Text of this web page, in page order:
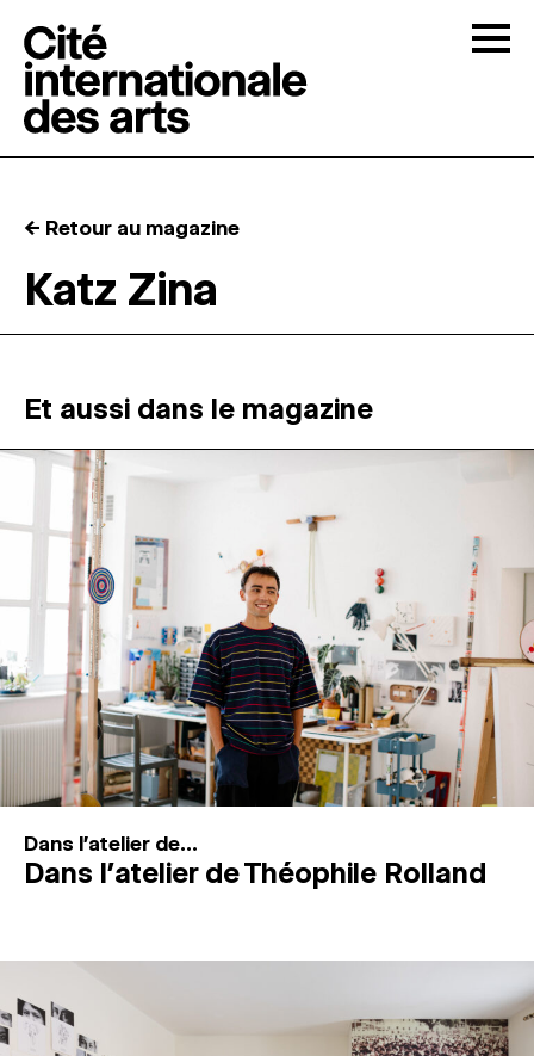
RÉSIDENCES ↓
ATELIERS OUVERTS
PROGRAMMATION
MAGAZINE
ESPACES DE PRATIQUE ARTISTIQUE ↓
Recherche
Connexion
← Retour au magazine
Katz Zina
Et aussi dans le magazine
Dans l'atelier de...
Dans l’atelier de Théophile Rolland